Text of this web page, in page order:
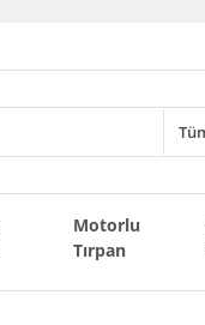
Motorlu
Tırpan